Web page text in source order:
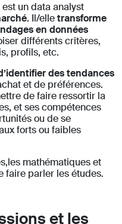
un data analyst
Il/elletransforme
en données
différents critères,
profils, etc.
des tendances
et de préférences.
de faire ressortir la
et ses compétences
ou de se
forts ou faibles
mathématiques et
faire parler les études.
et les